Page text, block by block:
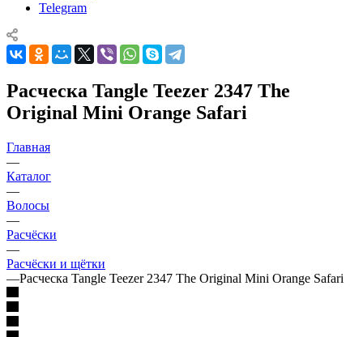
Telegram
Расческа Tangle Teezer 2347 The
Original Mini Orange Safari
Главная
—
Каталог
—
Волосы
—
Расчёски
—
Расчёски и щётки
—Расческа Tangle Teezer 2347 The Original Mini Orange Safari